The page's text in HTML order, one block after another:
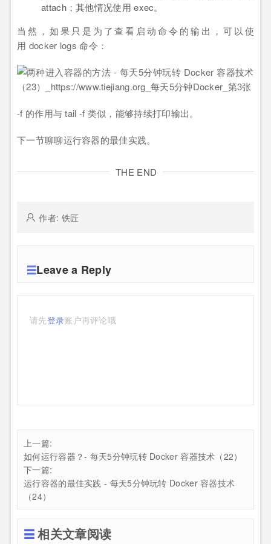
attach；其他情况使用 exec。
当然，如果只是为了查看启动命令的输出，可以使
用 docker logs 命令：
-f 的作用与 tail -f 类似，能够持续打印输出。
下一节聊聊运行容器的最佳实践。
THE END
作者: 铁匠
Leave a Reply
请先登录账户再评论哦
上一篇:
如何运行容器？- 每天5分钟玩转 Docker 容器技术（22）
下一篇:
运行容器的最佳实践 - 每天5分钟玩转 Docker 容器技术
（24）
相关文章阅读